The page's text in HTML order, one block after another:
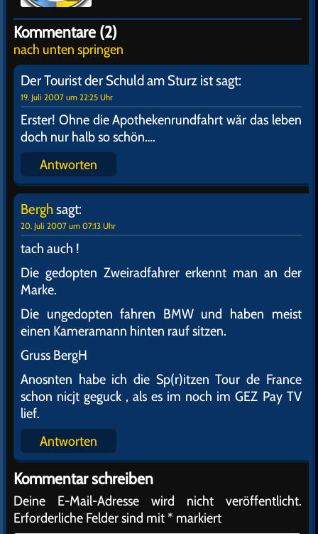
Kommentare (2)
nach unten springen
Der Tourist der Schuld am Sturz istsagt:
19. Juli 2007 um 22:25 Uhr
Erster! Ohne die Apothekenrundfahrt wär das leben
doch nur halb so schön….
Antworten
Berghsagt:
20. Juli 2007 um 07:13 Uhr
tach auch !
Die gedopten Zweiradfahrer erkennt man an der
Marke.
Die ungedopten fahren BMW und haben meist
einen Kameramann hinten rauf sitzen.
Gruss BergH
Anosnten habe ich die Sp(r)itzen Tour de France
schon nicjt geguck , als es im noch im GEZ Pay TV
lief.
Antworten
Kommentar schreiben
Deine E-Mail-Adresse wird nicht veröffentlicht.
Erforderliche Felder sind mit* markiert